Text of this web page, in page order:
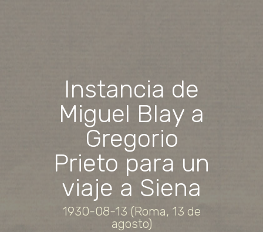
Instancia de
Miguel Blay a
Gregorio
Prieto para un
viaje a Siena
1930-08-13 (Roma, 13 de
agosto)